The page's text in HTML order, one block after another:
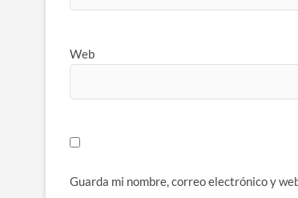
Web
Guarda mi nombre, correo electrónico y